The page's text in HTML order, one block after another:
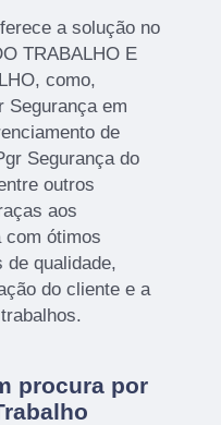
a solução no
TRABALHO E
como,
Segurança em
de
Segurança do
outros
aos
com ótimos
de qualidade,
do cliente e a
procura por